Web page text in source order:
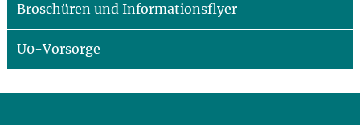
Broschüren und Informationsflyer
U0-Vorsorge